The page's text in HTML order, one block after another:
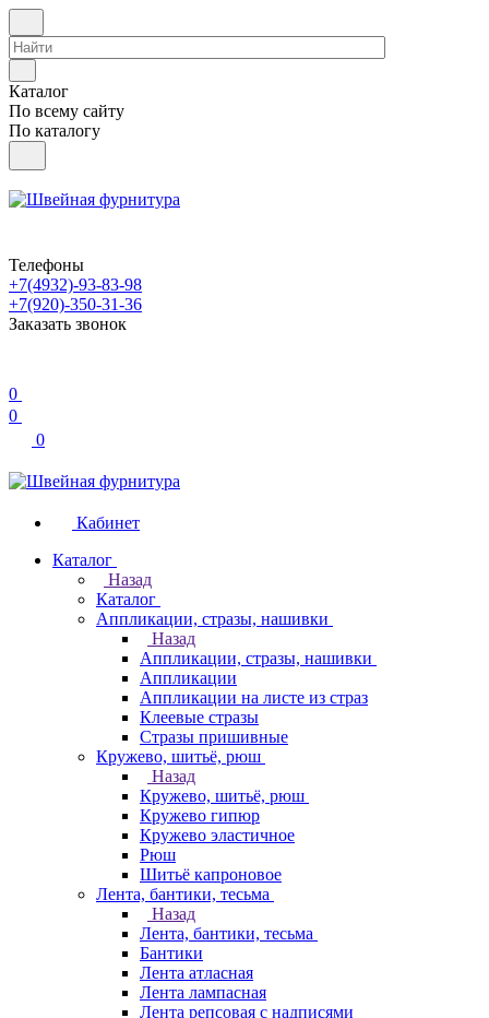
Каталог
По всему сайту
По каталогу
Телефоны
+7(4932)-93-83-98
+7(920)-350-31-36
Заказать звонок
0
0
0
Кабинет
Каталог
Назад
Каталог
Аппликации, стразы, нашивки
Назад
Аппликации, стразы, нашивки
Аппликации
Аппликации на листе из страз
Клеевые стразы
Стразы пришивные
Кружево, шитьё, рюш
Назад
Кружево, шитьё, рюш
Кружево гипюр
Кружево эластичное
Рюш
Шитьё капроновое
Лента, бантики, тесьма
Назад
Лента, бантики, тесьма
Бантики
Лента атласная
Лента лампасная
Лента репсовая с надписями